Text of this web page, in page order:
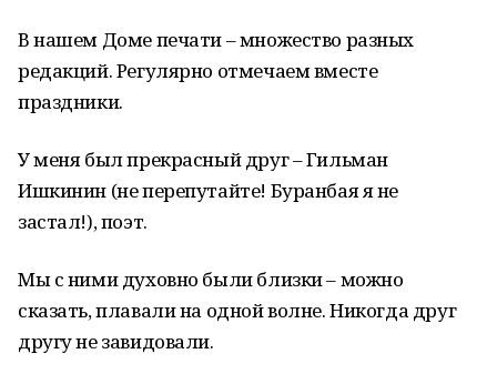
В нашем Доме печати – множество разных
редакций. Регулярно отмечаем вместе
праздники.
У меня был прекрасный друг – Гильман
Ишкинин (не перепутайте! Буранбая я не
застал!), поэт.
Мы с ними духовно были близки – можно
сказать, плавали на одной волне. Никогда друг
другу не завидовали.